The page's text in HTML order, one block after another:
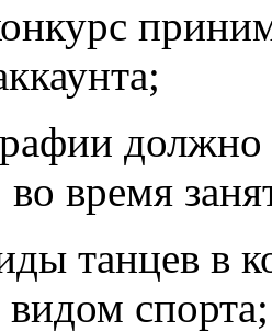
должно
во время
танцев в
видом спорта;